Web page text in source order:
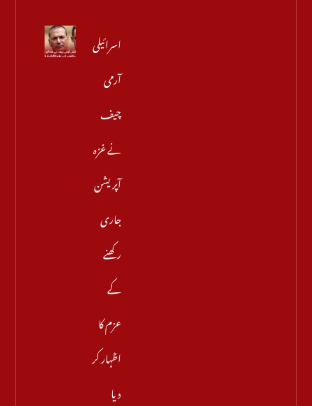
اسرائیلی
آرمی
چیف
نے غزہ
آپریشن
جاری
رکھنے
کے
عزم کا
اظہار کر
دیا